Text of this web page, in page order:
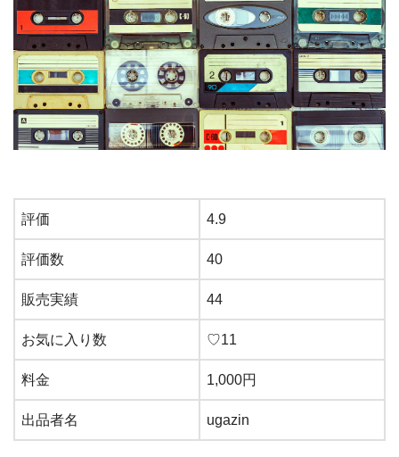
評価 4.9
評価数 40
販売実績 44
お気に入り数 ♡11
料金 1,000円
出品者名 ugazin